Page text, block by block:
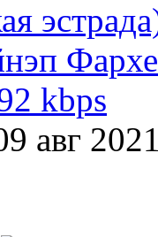
kbps
авг